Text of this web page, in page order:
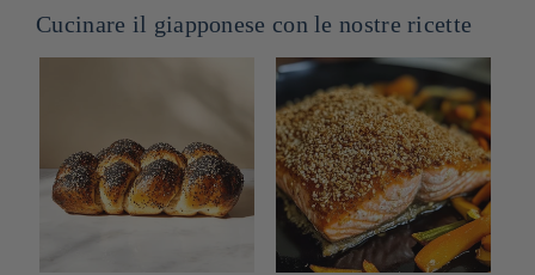
Cucinare il giapponese con le nostre ricette